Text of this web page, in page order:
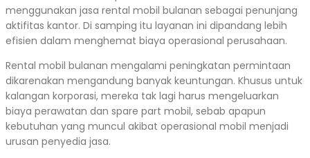
menggunakan jasa rental mobil bulanan sebagai penunjang
aktifitas kantor. Di samping itu layanan ini dipandang lebih
efisien dalam menghemat biaya operasional perusahaan.
Rental mobil bulanan mengalami peningkatan permintaan
dikarenakan mengandung banyak keuntungan. Khusus untuk
kalangan korporasi, mereka tak lagi harus mengeluarkan
biaya perawatan dan spare part mobil, sebab apapun
kebutuhan yang muncul akibat operasional mobil menjadi
urusan penyedia jasa.